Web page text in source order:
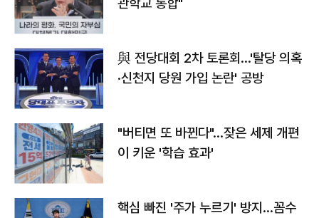
與 전당대회 2차 토론회…'탈당 의혹
·신천지 당원 가입 논란' 공방
"버티면 또 바뀐다"…잦은 세제 개편
이 키운 '학습 효과'
핵심 빠진 '주가 누르기' 방지…꼼수